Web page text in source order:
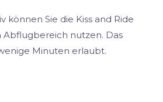
können Sie die Kiss and Ride
nutzen. Das
Minuten erlaubt.